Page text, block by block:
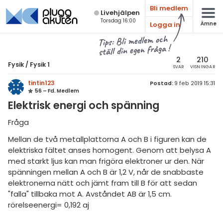
Live­hjälpen
Torsdag 16:00
Bli medlem
Logga in
Ämne
Tips: Bli medlem och
ställ din egen fråga !
Fysik / Fysik 1 2
SVAR
210
VISNINGAR
tintin123
56 – Fd. Medlem
Postad: 9 feb 2019 15:31
Elektrisk energi och spänning
Fråga
Mellan de två metallplattorna A och B i figuren kan de
elektriska fältet anses homogent. Genom att belysa A
med starkt ljus kan man frigöra elektroner ur den. När
spänningen mellan A och B är 1,2 V, når de snabbaste
elektronerna nätt och jämt fram till B för att sedan
"falla" tillbaka mot A. Avståndet AB är 1,5 cm.
rörelseenergi= 0,192 aj
Alla ämnen
Fysik
Alla trådar
Fysik 1
Universitet
MaFy (fysikdelen)
Allmänna diskussioner
& Bygg
språk